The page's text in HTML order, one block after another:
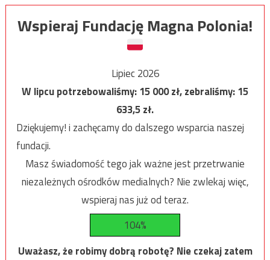
Wspieraj Fundację Magna Polonia!
Lipiec 2026
W lipcu potrzebowaliśmy:15 000zł, zebraliśmy:15
633,5zł.
Dziękujemy! i zachęcamy do dalszego wsparcia naszej
fundacji.
Masz świadomość tego jak ważne jest przetrwanie
niezależnych ośrodków medialnych? Nie zwlekaj więc,
wspieraj nas już od teraz.
104%
Uważasz, że robimy dobrą robotę? Nie czekaj zatem